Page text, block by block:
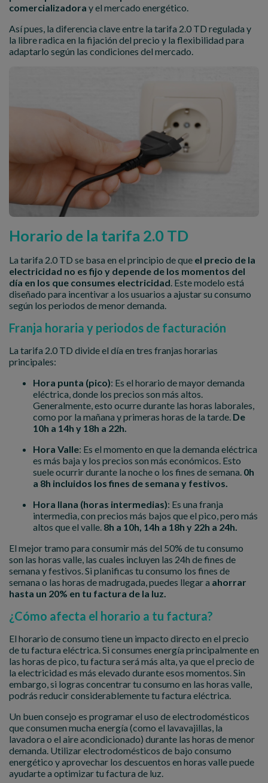
comercializadora y el mercado energético.
Así pues, la diferencia clave entre la tarifa 2.0 TD regulada y
la libre radica en la fijación del precio y la flexibilidad para
adaptarlo según las condiciones del mercado.
Horario de la tarifa 2.0 TD
La tarifa 2.0 TD se basa en el principio de que el precio de la
electricidad no es fijo y depende de los momentos del
día en los que consumes electricidad . Este modelo está
diseñado para incentivar a los usuarios a ajustar su consumo
según los periodos de menor demanda.
Franja horaria y periodos de facturación
La tarifa 2.0 TD divide el día en tres franjas horarias
principales:
Hora punta (pico): Es el horario de mayor demanda
eléctrica, donde los precios son más altos.
Generalmente, esto ocurre durante las horas laborales,
como por la mañana y primeras horas de la tarde. De
10h a 14h y 18h a 22h.
Hora Valle: Es el momento en que la demanda eléctrica
es más baja y los precios son más económicos. Esto
suele ocurrir durante la noche o los fines de semana. 0h
a 8h incluidos los fines de semana y festivos.
Hora llana (horas intermedias): Es una franja
intermedia, con precios más bajos que el pico, pero más
altos que el valle. 8h a 10h, 14h a 18h y 22h a 24h.
El mejor tramo para consumir más del 50% de tu consumo
son las horas valle, las cuales incluyen las 24h de fines de
semana y festivos. Si planificas tu consumo los fines de
semana o las horas de madrugada, puedes llegar a ahorrar
hasta un 20% en tu factura de la luz.
¿Cómo afecta el horario a tu factura?
El horario de consumo tiene un impacto directo en el precio
de tu factura eléctrica. Si consumes energía principalmente en
las horas de pico, tu factura será más alta, ya que el precio de
la electricidad es más elevado durante esos momentos. Sin
embargo, si logras concentrar tu consumo en las horas valle,
podrás reducir considerablemente tu factura eléctrica.
Un buen consejo es programar el uso de electrodomésticos
que consumen mucha energía (como el lavavajillas, la
lavadora o el aire acondicionado) durante las horas de menor
demanda. Utilizar electrodomésticos de bajo consumo
energético y aprovechar los descuentos en horas valle puede
ayudarte a optimizar tu factura de luz.